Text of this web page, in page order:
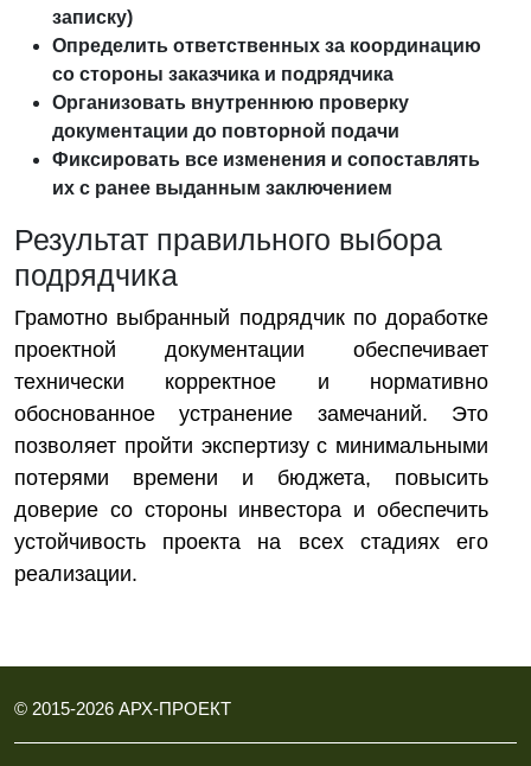
записку)
Определить ответственных за координацию
со стороны заказчика и подрядчика
Организовать внутреннюю проверку
документации до повторной подачи
Фиксировать все изменения и сопоставлять
их с ранее выданным заключением
Результат правильного выбора
подрядчика
Грамотно выбранный подрядчик по доработке
проектной документации обеспечивает
технически корректное и нормативно
обоснованное устранение замечаний. Это
позволяет пройти экспертизу с минимальными
потерями времени и бюджета, повысить
доверие со стороны инвестора и обеспечить
устойчивость проекта на всех стадиях его
реализации.
© 2015-2026 АРХ-ПРОЕКТ